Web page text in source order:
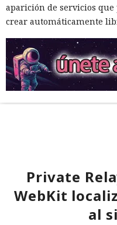
aparición de servicios
crear automáticamente
Private
WebKit
al